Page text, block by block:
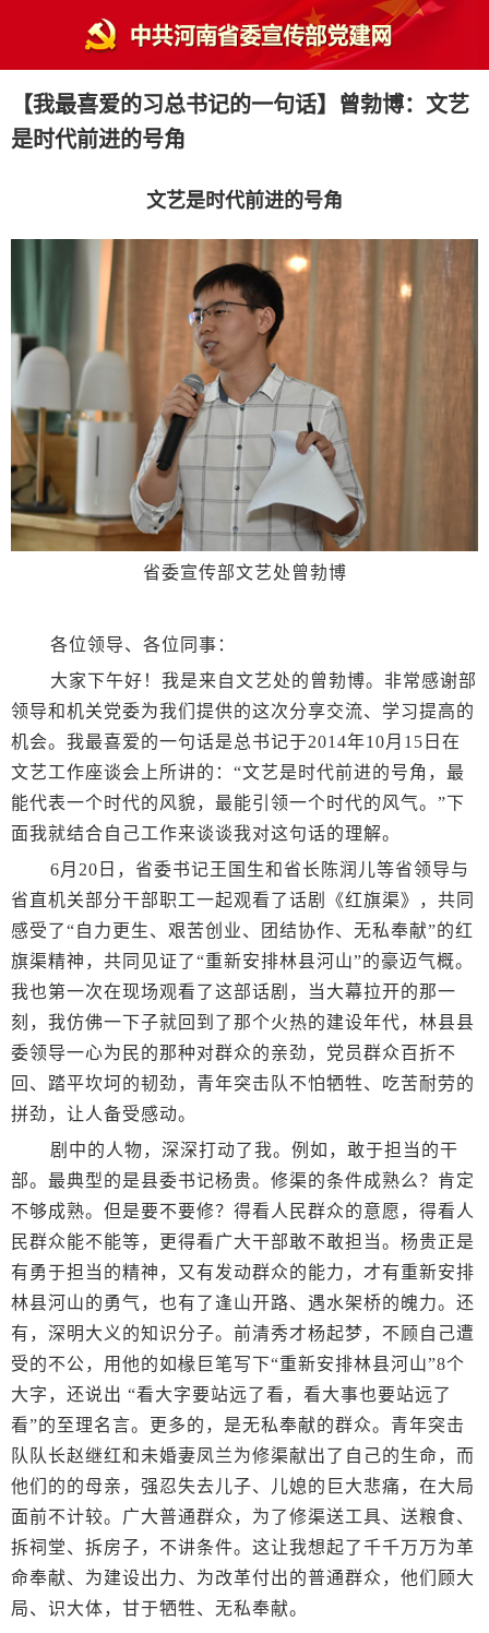
【我最喜爱的习总书记的一句话】曾勃博：文艺
是时代前进的号角
文艺是时代前进的号角
省委宣传部文艺处曾勃博
各位领导、各位同事：
大家下午好！我是来自文艺处的曾勃博。非常感谢部
领导和机关党委为我们提供的这次分享交流、学习提高的
机会。我最喜爱的一句话是总书记于2014年10月15日在
文艺工作座谈会上所讲的：“文艺是时代前进的号角，最
能代表一个时代的风貌，最能引领一个时代的风气。”下
面我就结合自己工作来谈谈我对这句话的理解。
6月20日，省委书记王国生和省长陈润儿等省领导与
省直机关部分干部职工一起观看了话剧《红旗渠》，共同
感受了“自力更生、艰苦创业、团结协作、无私奉献”的红
旗渠精神，共同见证了“重新安排林县河山”的豪迈气概。
我也第一次在现场观看了这部话剧，当大幕拉开的那一
刻，我仿佛一下子就回到了那个火热的建设年代，林县县
委领导一心为民的那种对群众的亲劲，党员群众百折不
回、踏平坎坷的韧劲，青年突击队不怕牺牲、吃苦耐劳的
拼劲，让人备受感动。
剧中的人物，深深打动了我。例如，敢于担当的干
部。最典型的是县委书记杨贵。修渠的条件成熟么？肯定
不够成熟。但是要不要修？得看人民群众的意愿，得看人
民群众能不能等，更得看广大干部敢不敢担当。杨贵正是
有勇于担当的精神，又有发动群众的能力，才有重新安排
林县河山的勇气，也有了逢山开路、遇水架桥的魄力。还
有，深明大义的知识分子。前清秀才杨起梦，不顾自己遭
受的不公，用他的如椽巨笔写下“重新安排林县河山”8个
大字，还说出 “看大字要站远了看，看大事也要站远了
看”的至理名言。更多的，是无私奉献的群众。青年突击
队队长赵继红和未婚妻凤兰为修渠献出了自己的生命，而
他们的的母亲，强忍失去儿子、儿媳的巨大悲痛，在大局
面前不计较。广大普通群众，为了修渠送工具、送粮食、
拆祠堂、拆房子，不讲条件。这让我想起了千千万万为革
命奉献、为建设出力、为改革付出的普通群众，他们顾大
局、识大体，甘于牺牲、无私奉献。